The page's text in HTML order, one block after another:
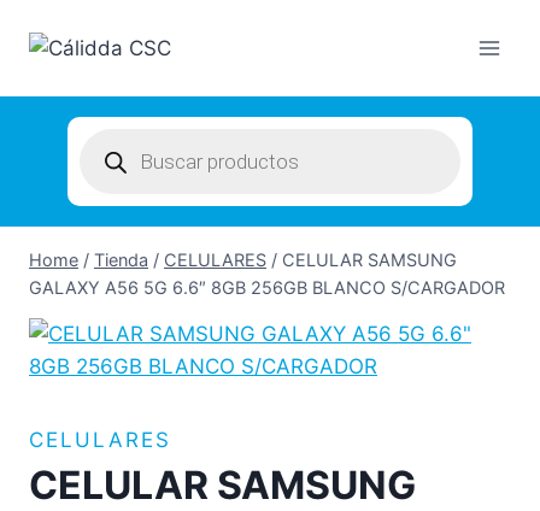
search
Home / Tienda / CELULARES / CELULAR SAMSUNG
GALAXY A56 5G 6.6″ 8GB 256GB BLANCO S/CARGADOR
CELULARES
CELULAR SAMSUNG